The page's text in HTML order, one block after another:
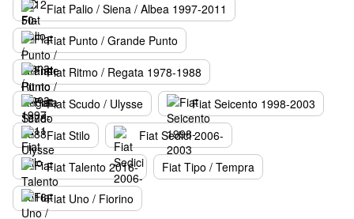
Fiat Palio / Siena / Albea 1997-2011
Fiat Punto / Grande Punto
Fiat Ritmo / Regata 1978-1988
Fiat Scudo / Ulysse
Fiat Seicento 1998-2003
Fiat Stilo
Fiat Sedici 2006-
Fiat Talento 2016-
Fiat Tipo / Tempra
Fiat Uno / Fiorino